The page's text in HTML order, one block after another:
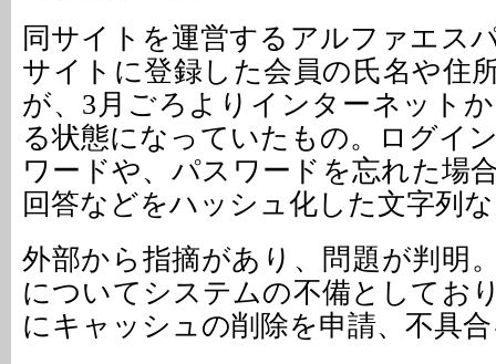
同サイトを運営するアルファエス
サイトに登録した会員の氏名や住
が、3月ごろよりインターネット
る状態になっていたもの。ログイ
ワードや、パスワードを忘れた場
回答などをハッシュ化した文字列
外部から指摘があり、問題が判明
についてシステムの不備としてお
にキャッシュの削除を申請、不具